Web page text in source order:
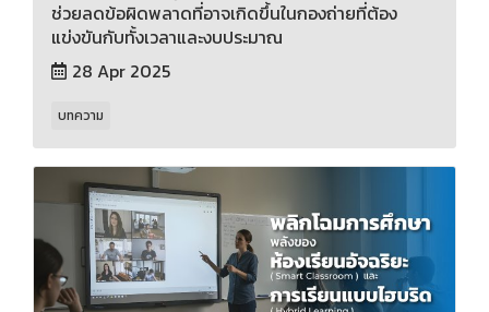
ช่วยลดข้อผิดพลาดที่อาจเกิดขึ้นในกองถ่ายที่ต้อง
แข่งขันกับทั้งเวลาและงบประมาณ
28 Apr 2025
บทความ